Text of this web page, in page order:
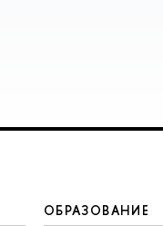
ОБРАЗОВАНИЕ